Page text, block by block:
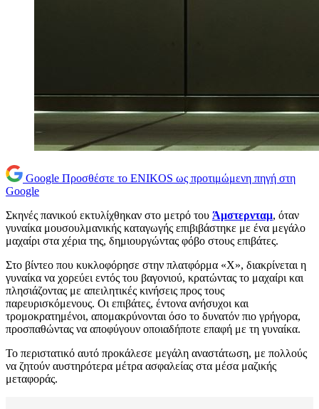
Google Προσθέστε το ENIKOS ως προτιμώμενη πηγή στη
Google
Σκηνές πανικού εκτυλίχθηκαν στο μετρό του Άμστερνταμ, όταν
γυναίκα μουσουλμανικής καταγωγής επιβιβάστηκε με ένα μεγάλο
μαχαίρι στα χέρια της, δημιουργώντας φόβο στους επιβάτες.
Στο βίντεο που κυκλοφόρησε στην πλατφόρμα «Χ», διακρίνεται η
γυναίκα να χορεύει εντός του βαγονιού, κρατώντας το μαχαίρι και
πλησιάζοντας με απειλητικές κινήσεις προς τους
παρευρισκόμενους. Οι επιβάτες, έντονα ανήσυχοι και
τρομοκρατημένοι, απομακρύνονται όσο το δυνατόν πιο γρήγορα,
προσπαθώντας να αποφύγουν οποιαδήποτε επαφή με τη γυναίκα.
Το περιστατικό αυτό προκάλεσε μεγάλη αναστάτωση, με πολλούς
να ζητούν αυστηρότερα μέτρα ασφαλείας στα μέσα μαζικής
μεταφοράς.